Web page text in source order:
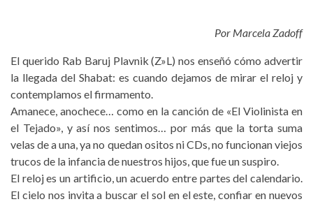
Por Marcela Zadoff
El querido Rab Baruj Plavnik (Z»L) nos enseñó cómo advertir
la llegada del Shabat: es cuando dejamos de mirar el reloj y
contemplamos el firmamento.
Amanece, anochece… como en la canción de «El Violinista en
el Tejado», y así nos sentimos… por más que la torta suma
velas de a una, ya no quedan ositos ni CDs, no funcionan viejos
trucos de la infancia de nuestros hijos, que fue un suspiro.
El reloj es un artificio, un acuerdo entre partes del calendario.
El cielo nos invita a buscar el sol en el este, confiar en nuevos